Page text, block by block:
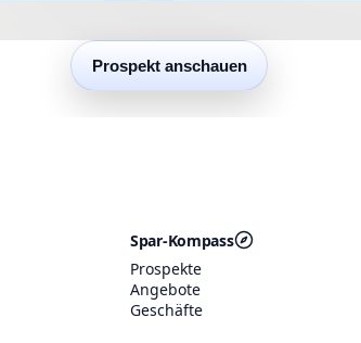
Prospekt anschauen
Spar-Kompass
Prospekte
Angebote
Geschäfte